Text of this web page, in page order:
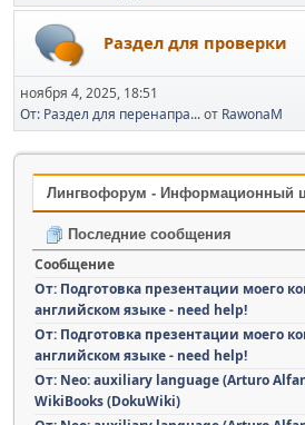
Раздел для проверки
ноября 4, 2025, 18:51
От: Раздел для перенапра...от RawonaM
Лингвофорум - Информационный
Последние сообщения
Сообщение
От: Подготовка презентации моего
английском языке - need help!
От: Подготовка презентации моего
английском языке - need help!
От: Neo: auxiliary language (Arturo
WikiBooks (DokuWiki)